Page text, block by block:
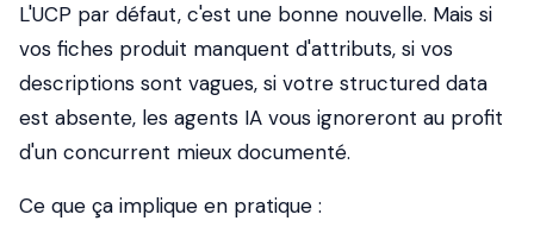
L'UCP par défaut, c'est une bonne nouvelle. Mais si
vos fiches produit manquent d'attributs, si vos
descriptions sont vagues, si votre structured data
est absente, les agents IA vous ignoreront au profit
d'un concurrent mieux documenté.
Ce que ça implique en pratique :